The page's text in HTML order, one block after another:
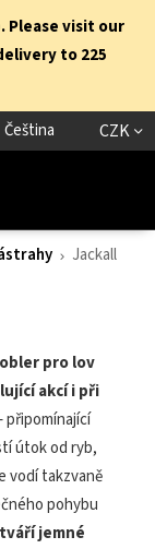
Please visit our
to 225
Čeština CZK
Jackall
pro lov
akcí i při
připomínající
útok od ryb,
vodí takzvaně
pohybu
jemné